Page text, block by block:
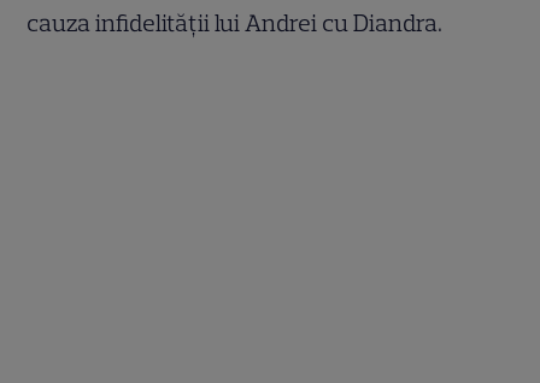
cauza infidelității lui Andrei cu Diandra.